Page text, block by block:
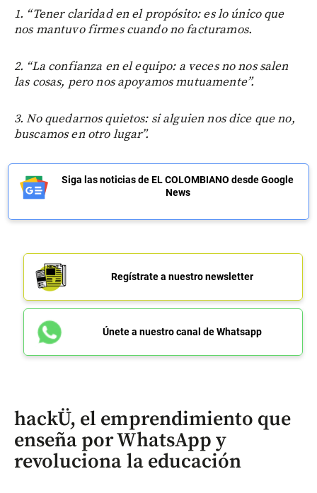
1. “Tener claridad en el propósito: es lo único que
nos mantuvo firmes cuando no facturamos.
2. “La confianza en el equipo: a veces no nos salen
las cosas, pero nos apoyamos mutuamente”.
3. No quedarnos quietos: si alguien nos dice que no,
buscamos en otro lugar”.
Siga las noticias de EL COLOMBIANO desde Google
News
Regístrate a nuestro newsletter
Únete a nuestro canal de Whatsapp
hackÜ, el emprendimiento que
enseña por WhatsApp y
revoluciona la educación